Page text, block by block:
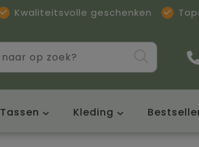
Kwaliteitsvolle geschenken
Tassen Kleding